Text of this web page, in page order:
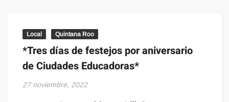
Local Quintana Roo
*Tres días de festejos por aniversario
de Ciudades Educadoras*
27 noviembre, 2022